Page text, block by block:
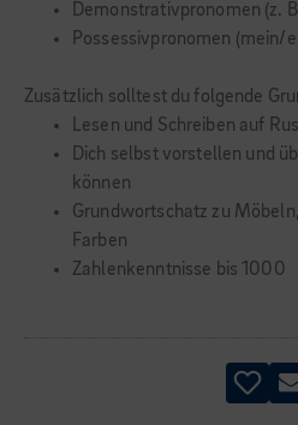
Demonstrativpronomen (z.
Possessivpronomen (mein/
Zusätzlich solltest du folgende
Lesen und Schreiben auf
Dich selbst vorstellen und
können
Grundwortschatz zu
Farben
Zahlenkenntnisse bis 1000